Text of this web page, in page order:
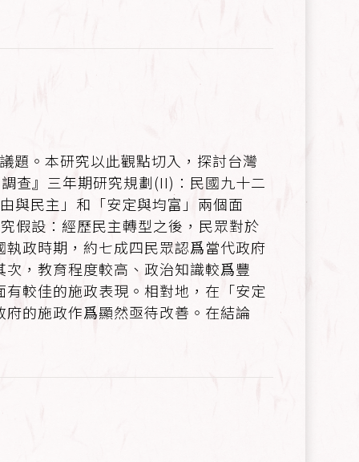
。本研究以此觀點切入，探討台灣
查』三年期研究規劃(II)：民國九十二
與民主」和「安定與均富」兩個面
假設：經歷民主轉型之後，民眾對於
政時期，約七成四民眾認爲當代政府
，教育程度較高、政治知識較爲豐
較佳的施政表現。相對地，在「安定
的施政作爲顯然亟待改善。在結論